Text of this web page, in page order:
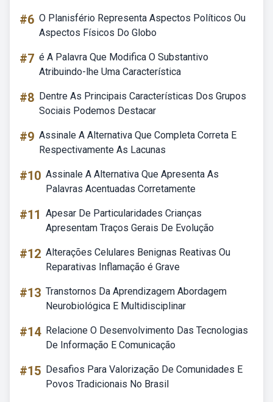
#6 O Planisfério Representa Aspectos Políticos Ou
Aspectos Físicos Do Globo
#7 é A Palavra Que Modifica O Substantivo
Atribuindo-lhe Uma Característica
#8 Dentre As Principais Características Dos Grupos
Sociais Podemos Destacar
#9 Assinale A Alternativa Que Completa Correta E
Respectivamente As Lacunas
#10 Assinale A Alternativa Que Apresenta As
Palavras Acentuadas Corretamente
#11 Apesar De Particularidades Crianças
Apresentam Traços Gerais De Evolução
#12 Alterações Celulares Benignas Reativas Ou
Reparativas Inflamação é Grave
#13 Transtornos Da Aprendizagem Abordagem
Neurobiológica E Multidisciplinar
#14 Relacione O Desenvolvimento Das Tecnologias
De Informação E Comunicação
#15 Desafios Para Valorização De Comunidades E
Povos Tradicionais No Brasil